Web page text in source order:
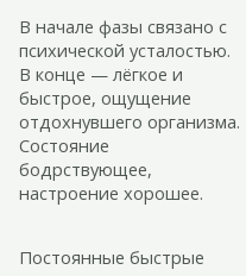
В начале фазы связано с
психической усталостью.
В конце — лёгкое и
быстрое, ощущение
отдохнувшего организма.
Состояние
бодрствующее,
настроение хорошее.
Постоянные быстрые